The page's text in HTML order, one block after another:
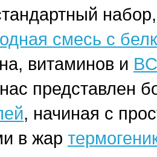
смесь с
витаминов и
представлен
, начиная с
в жар